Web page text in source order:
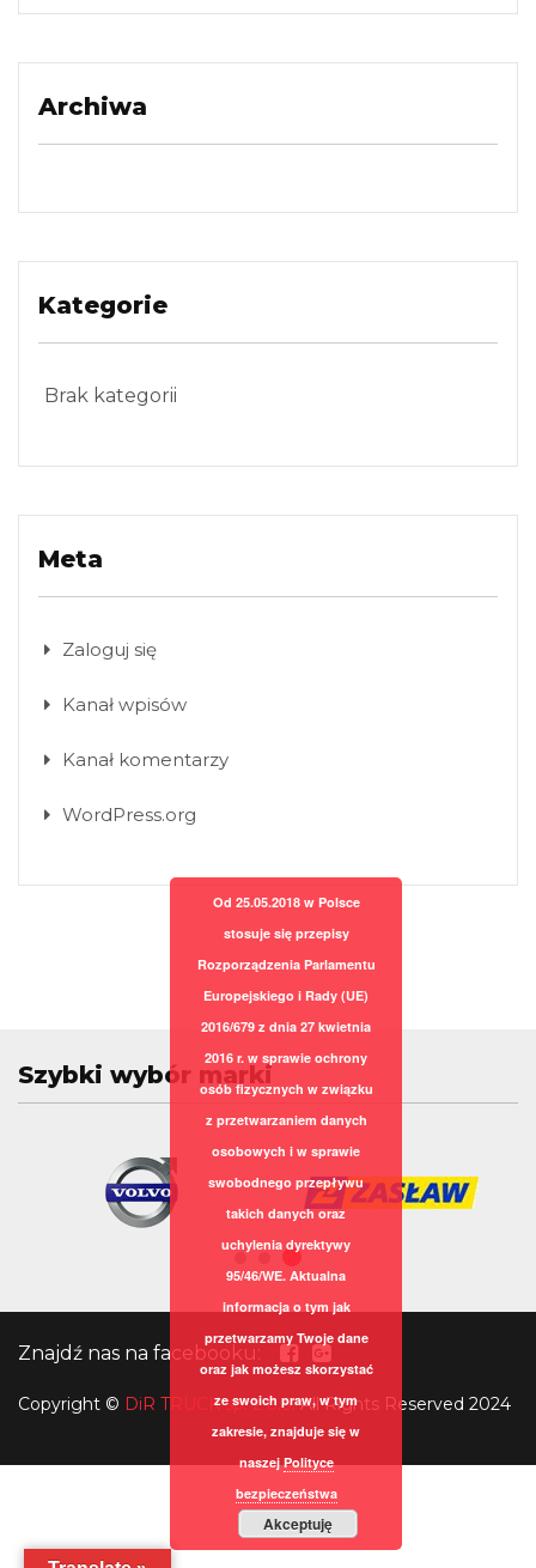
Archiwa
Kategorie
Brak kategorii
Meta
Zaloguj się
Kanał wpisów
Kanał komentarzy
WordPress.org
Szybki wybór marki
Znajdź nas na facebooku:
Copyright © DiR TRUCK sp. z o.o.All Rights Reserved 2024
Od 25.05.2018 w Polsce
stosuje się przepisy
Rozporządzenia Parlamentu
Europejskiego i Rady (UE)
2016/679 z dnia 27 kwietnia
2016 r. w sprawie ochrony
osób fizycznych w związku
z przetwarzaniem danych
osobowych i w sprawie
swobodnego przepływu
takich danych oraz
uchylenia dyrektywy
95/46/WE. Aktualna
informacja o tym jak
przetwarzamy Twoje dane
oraz jak możesz skorzystać
ze swoich praw, w tym
zakresie, znajduje się w
naszejPolityce
bezpieczeństwa
Akceptuję